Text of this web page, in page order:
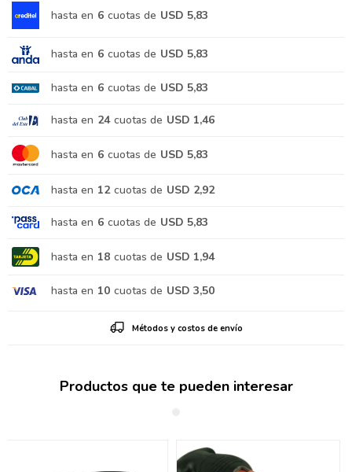
hasta en 6 cuotas de USD 5,83
hasta en 6 cuotas de USD 5,83
hasta en 6 cuotas de USD 5,83
hasta en 24 cuotas de USD 1,46
hasta en 6 cuotas de USD 5,83
hasta en 12 cuotas de USD 2,92
hasta en 6 cuotas de USD 5,83
hasta en 18 cuotas de USD 1,94
hasta en 10 cuotas de USD 3,50
Métodos y costos de envío
Productos que te pueden interesar